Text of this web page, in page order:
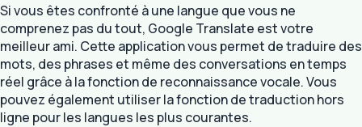
Si vous êtes confronté à une langue que vous ne
comprenez pas du tout, Google Translate est votre
meilleur ami. Cette application vous permet de traduire des
mots, des phrases et même des conversations en temps
réel grâce à la fonction de reconnaissance vocale. Vous
pouvez également utiliser la fonction de traduction hors
ligne pour les langues les plus courantes.